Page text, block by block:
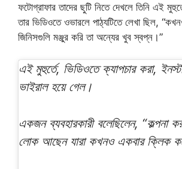
ফটোগ্রাফার তাদের ছুটি নিতে দেখলে তিনি এই
তার ভিডিওতে ওভারলে পাঠ্যটিতে লেখা ছিল,
জিনিসগুলি মঞ্জুর করি তা অন্যের খুব স্বপ্ন।”
এই মুহুর্তে, ভিডিওতে ক্যাপচার করা,
ভাইরাল হয়ে গেল।
একজন ব্যবহারকারী বলেছিলেন, “কল্পনা
লোক আছেন যারা কখনও একবার ক্লিক